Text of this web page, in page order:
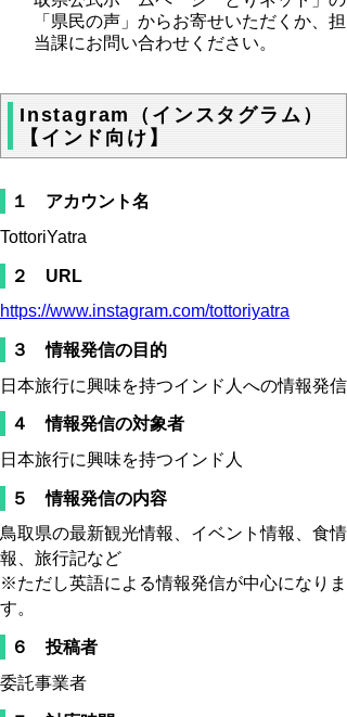
「県民の声」からお寄せいただくか、担
当課にお問い合わせください。
Instagram（インスタグラム）
【インド向け】
１ アカウント名
TottoriYatra
２ URL
https://www.instagram.com/tottoriyatra
３ 情報発信の目的
日本旅行に興味を持つインド人への情報発信
４ 情報発信の対象者
日本旅行に興味を持つインド人
５ 情報発信の内容
鳥取県の最新観光情報、イベント情報、食情
報、旅行記など
※ただし英語による情報発信が中心になりま
す。
６ 投稿者
委託事業者